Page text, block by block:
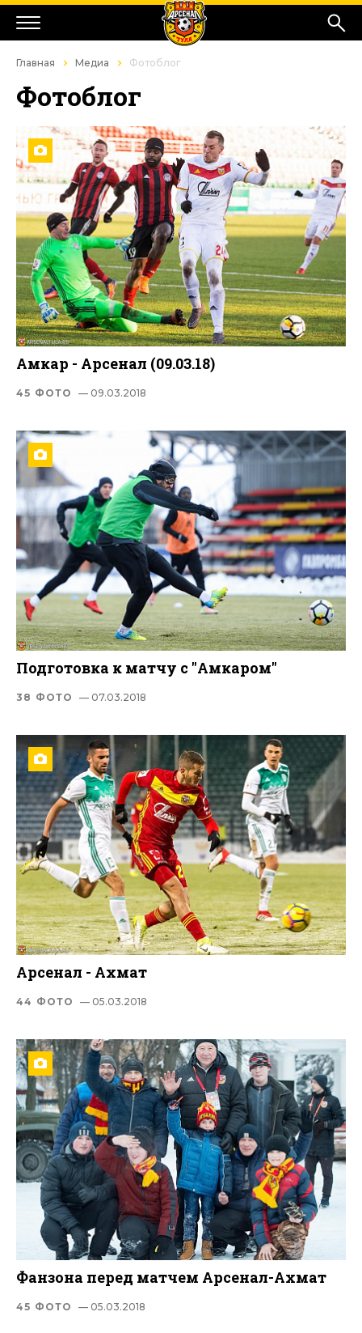
Главная Медиа Фотоблог
Фотоблог
Амкар - Арсенал (09.03.18)
45 ФОТО — 09.03.2018
Подготовка к матчу с "Амкаром"
38 ФОТО — 07.03.2018
Арсенал - Ахмат
44 ФОТО — 05.03.2018
Фанзона перед матчем Арсенал-Ахмат
45 ФОТО — 05.03.2018